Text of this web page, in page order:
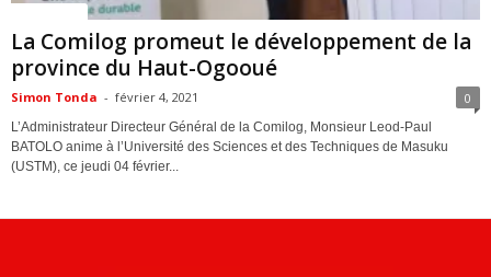
La Comilog promeut le développement de la
province du Haut-Ogooué
Simon Tonda - février 4, 2021 0
L’Administrateur Directeur Général de la Comilog, Monsieur Leod-Paul
BATOLO anime à l’Université des Sciences et des Techniques de Masuku
(USTM), ce jeudi 04 février...